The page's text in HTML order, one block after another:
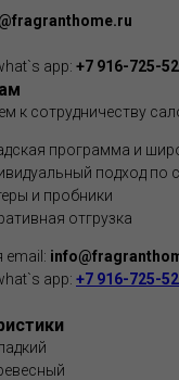
app: +7 916-725-
к сотрудничеству
программа и
подход по
и пробники
отгрузка
email:
app: +7 916-725-